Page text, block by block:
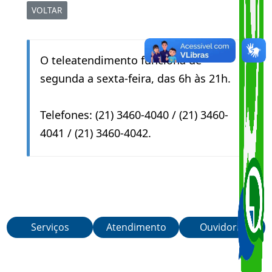
segunda a sexta-feira, das 6h às 21h.
Telefones: (21) 3460-4040 / (21) 3460-
Serviços Atendimento Ouvidoria